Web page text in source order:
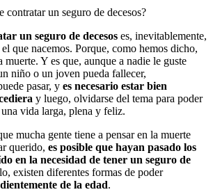
contratar un seguro de decesos?
un seguro de decesos es, inevitablemente,
que nacemos. Porque, como hemos dicho,
muerte. Y es que, aunque a nadie le guste
niño o un joven pueda fallecer,
pasar, y es necesario estar bien
y luego, olvidarse del tema para poder
vida larga, plena y feliz.
mucha gente tiene a pensar en la muerte
querido, es posible que hayan pasado los
en la necesidad de tener un seguro de
existen diferentes formas de poder
de la edad.